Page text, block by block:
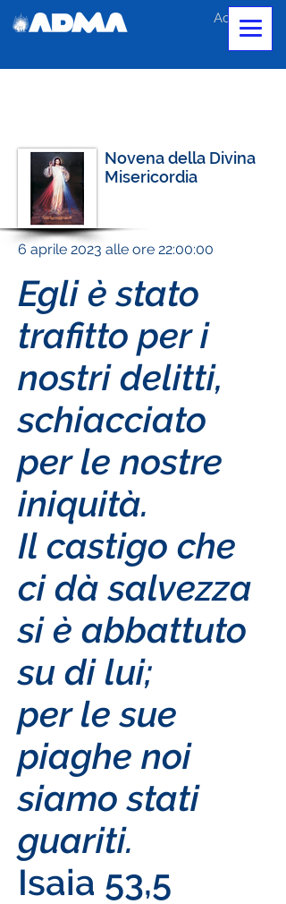
Accedi
Novena della Divina
Misericordia
6 aprile 2023 alle ore 22:00:00
Egli è stato
trafitto per i
nostri delitti,
schiacciato
per le nostre
iniquità.
Il castigo che
ci dà salvezza
si è abbattuto
su di lui;
per le sue
piaghe noi
siamo stati
guariti.
Isaia 53,5